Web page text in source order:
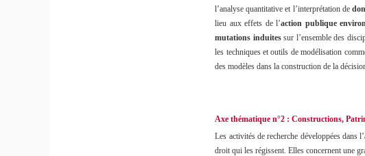
l’analyse quantitative et l’interprétation de
lieu aux effets de l’action publique
mutations induitessur l’ensemble des
les techniques et outils de modélisation
des modèles dans la construction de la
Axe thématique n°2 : Constructions,
Les activités de recherche développées dans
droit qui les régissent. Elles concernent une